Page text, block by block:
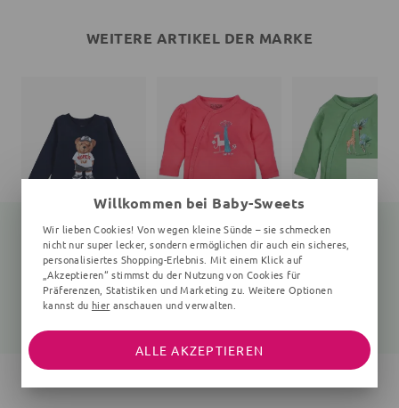
WEITERE ARTIKEL DER MARKE
Langarmshirt Teddybär
navy
25,99 €
Wickelbody Wald
0-6 Monate, pink
15,05 € 19,99 €
Wickelbody Giraffe
0-6 Monate, grün
Willkommen bei Baby-Sweets
Wir lieben Cookies! Von wegen kleine Sünde – sie schmecken
nicht nur super lecker, sondern ermöglichen dir auch ein sicheres,
personalisiertes Shopping-Erlebnis. Mit einem Klick auf
„Akzeptieren“ stimmst du der Nutzung von Cookies für
Präferenzen, Statistiken und Marketing zu. Weitere Optionen
kannst du hier anschauen und verwalten.
ALLE AKZEPTIEREN